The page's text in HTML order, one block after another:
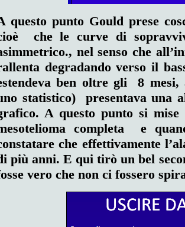
questo punto Gould prese
che le curve di
nel senso che
degradando verso il
ben oltre gli 8
statistico) presentava una
A questo punto si
completa e
che effettivamente
più anni. E qui tirò un bel
vero che non ci fossero